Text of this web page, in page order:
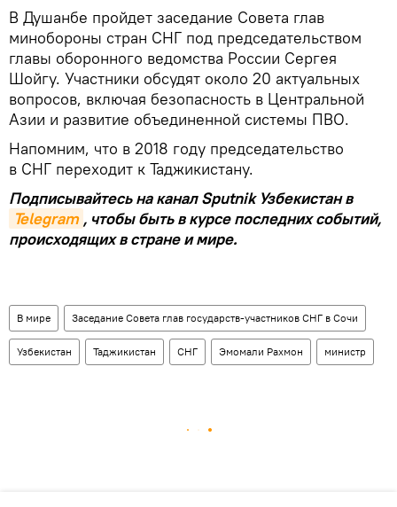
В Душанбе пройдет заседание Совета глав
минобороны стран СНГ под председательством
главы оборонного ведомства России Сергея
Шойгу. Участники обсудят около 20 актуальных
вопросов, включая безопасность в Центральной
Азии и развитие объединенной системы ПВО.
Напомним, что в 2018 году председательство
в СНГ переходит к Таджикистану.
Подписывайтесь на канал Sputnik Узбекистан в
Telegram , чтобы быть в курсе последних событий,
происходящих в стране и мире.
В мире Заседание Совета глав государств-участников СНГ в Сочи
Узбекистан Таджикистан СНГ Эмомали Рахмон министр